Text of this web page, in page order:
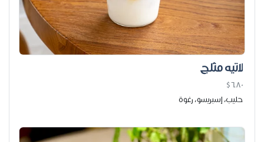
لاتيه مثلج
$6.80
حليب، إسبريسو، رغوة